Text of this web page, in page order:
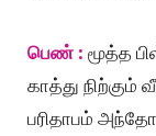
பெண் : மூத்த
காத்து
பரிதாபம்